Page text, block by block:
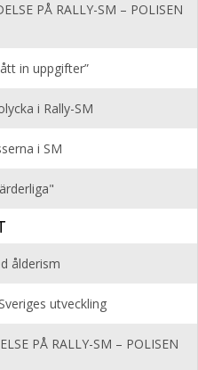
PÅ RALLY-SM – POLISEN
in uppgifter”
i Rally-SM
i SM
ålderism
utveckling
PÅ RALLY-SM – POLISEN